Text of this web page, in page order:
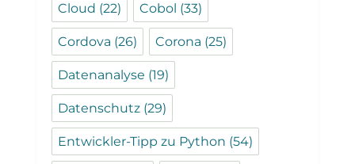
Cloud (22) Cobol (33)
Cordova (26) Corona (25)
Datenanalyse (19)
Datenschutz (29)
Entwickler-Tipp zu Python (54)